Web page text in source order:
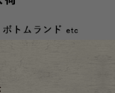
DOCK
探す
アブランド